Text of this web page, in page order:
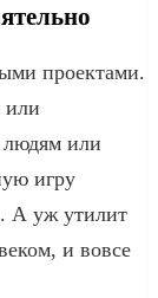
проектами.
или
людям или
игру
А уж утилит
и вовсе